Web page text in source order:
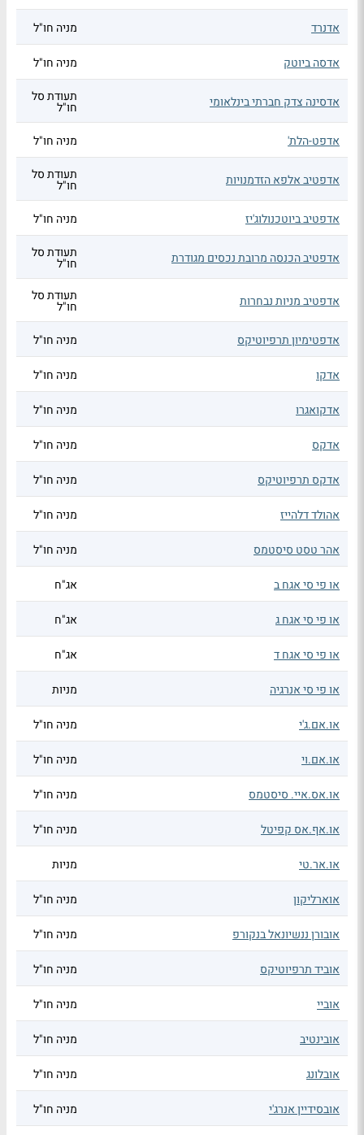
אדנרד מניה חו"ל
אדסה ביוטק מניה חו"ל
אדסינה צדק חברתי בינלאומי תעודת סל
חו"ל
אדפט-הלת'
מניה חו"ל
אדפטיב אלפא הזדמנויות תעודת סל
חו"ל
אדפטיב ביוטכנולוג'יז
מניה חו"ל
אדפטיב הכנסה מרובת נכסים מגודרת תעודת סל
חו"ל
אדפטיב מניות נבחרות תעודת סל
חו"ל
אדפטימיון תרפיוטיקס
מניה חו"ל
אדקו מניה חו"ל
אדקואגרו מניה חו"ל
אדקס מניה חו"ל
אדקס תרפיוטיקס מניה חו"ל
אהולד דלהייז מניה חו"ל
אהר טסט סיסטמס מניה חו"ל
או פי סי אגח ב אג"ח
או פי סי אגח ג אג"ח
או פי סי אגח ד אג"ח
או פי סי אנרגיה מניות
או.אם.ג'י מניה חו"ל
או.אם.וי מניה חו"ל
או.אס.איי. סיסטמס מניה חו"ל
או.אף.אס קפיטל מניה חו"ל
או.אר.טי מניות
אוארליקון מניה חו"ל
אובורן ננשיונאל בנקורפ מניה חו"ל
אוביד תרפיוטיקס מניה חו"ל
אוביי מניה חו"ל
אובינטיב מניה חו"ל
אובלונג מניה חו"ל
אובסידיין אנרג'י מניה חו"ל